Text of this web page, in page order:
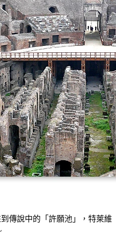
傳說中的「許願池」，特萊維